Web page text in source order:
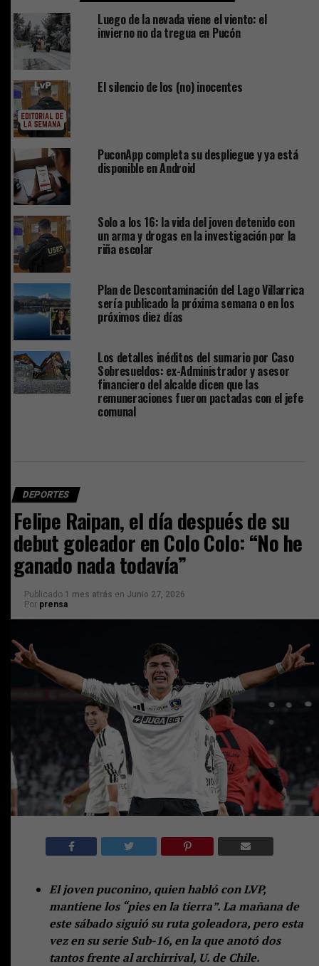
Luego de la nevada viene el viento: el
invierno no da tregua en Pucón
El silencio de los (no) inocentes
PuconApp completa su despliegue y ya está
disponible en Android
Solo a los 16: la vida del joven detenido con
un arma y drogas en la investigación por la
riña escolar
Plan de Descontaminación del Lago Villarrica
sería publicado la próxima semana o en los
próximos diez días
Los detalles inéditos del sumario por Caso
Sobresueldos: ex-Administrador y asesor
financiero del alcalde dicen que las
remuneraciones fueron pactadas con el jefe
comunal
DEPORTES
Felipe Raipan, el día después de su
debut goleador en Colo Colo: “No he
ganado nada todavía”
Publicado 1 mes atrás en Junio 27, 2026
Por prensa
El joven puconino, quien habló con LVP,
mantiene los “pies en la tierra”. La mañana de
este sábado siguió su ruta goleadora, pero esta
vez en su serie Sub-16, en la que anotó dos
tantos frente al archirrival, U. de Chile.